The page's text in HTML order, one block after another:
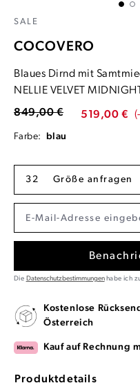
SALE
COCOVERO
Blaues Dirnd mit
NELLIE VELVET MIDNIGHT
519,00 €
849,00 €
Farbe: blau
32 Größe anfragen
Die Datenschutzbestimmungenhabe ich
Kostenlose
Österreich
Kauf auf Rechnung
Produktdetails